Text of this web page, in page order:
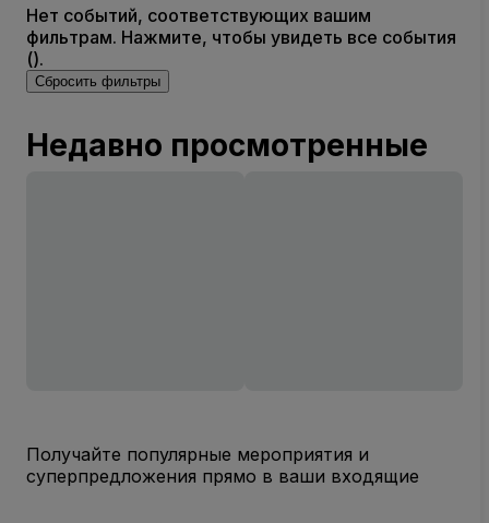
Нет событий, соответствующих вашим
фильтрам. Нажмите, чтобы увидеть все события
().
Сбросить фильтры
Недавно просмотренные
Получайте популярные мероприятия и
суперпредложения прямо в ваши входящие